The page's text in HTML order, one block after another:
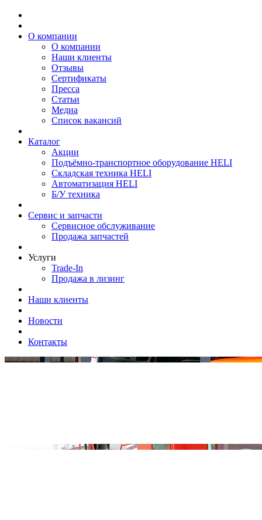
О компании
О компании
Наши клиенты
Отзывы
Сертификаты
Пресса
Статьи
Медиа
Список вакансий
Каталог
Акции
Подъёмно-транспортное оборудование HELI
Складская техника HELI
Автоматизация HELI
Б/У техника
Сервис и запчасти
Сервисное обслуживание
Продажа запчастей
Услуги
Trade-In
Продажа в лизинг
Наши клиенты
Новости
Контакты